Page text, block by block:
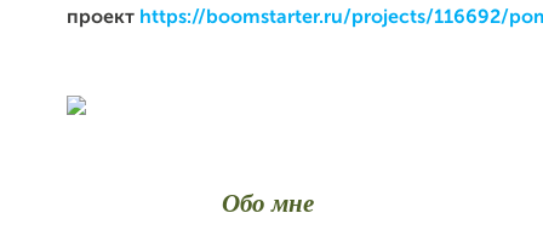
проект https://boomstarter.ru/projects/116692/
Обо мне